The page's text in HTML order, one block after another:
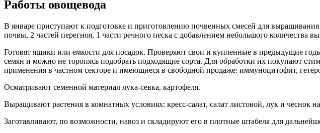
Работы овощевода
В январе приступают к подготовке и приготовлению почвенных смесей для
почвы, 2 частей перегноя, 1 части речного песка с добавлением небольшого количества
Готовят ящики или емкости для посадок. Проверяют свои и купленные в предыдущие
семян и можно не торопясь подобрать подходящие сорта. Для обработки их покупают
применения в частном секторе и имеющиеся в свободной продаже: иммуноцитофит,
Осматривают семенной материал лука-севка, картофеля.
Выращивают растения в комнатных условиях: кресс-салат, салат листовой, лук и
Заготавливают, по возможности, навоз и складируют его в плотные штабеля для